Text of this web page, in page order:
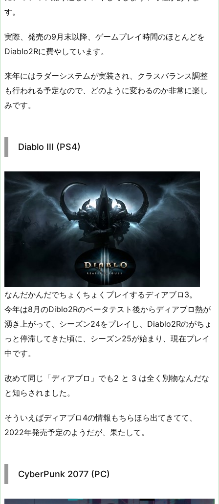
す。
実際、発売の9月末以降、ゲームプレイ時間のほとんどを
Diablo2Rに費やしています。
来年にはラダーシステムが実装され、クラスバランス調整
も行われる予定なので、どのように変わるのか非常に楽し
みです。
Diablo III (PS4)
なんだかんだでちょくちょくプレイするディアブロ3。
今年は8月のDiblo2Rのベータテスト後からディアブロ熱が
湧き上がって、シーズン24をプレイし、Diablo2Rのがちょ
っと停滞してきた頃に、シーズン25が始まり、現在プレイ
中です。
改めて同じ「ディアブロ」でも2 と 3 は全く別物なんだな
と知らされました。
そういえばディアブロ4の情報もちらほら出てきてて、
2022年発売予定のようだが、果たして。
CyberPunk 2077 (PC)